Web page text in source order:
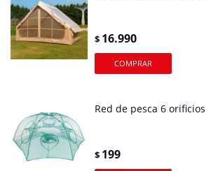
$ 16.990
Red de pesca 6 orificios
$ 199